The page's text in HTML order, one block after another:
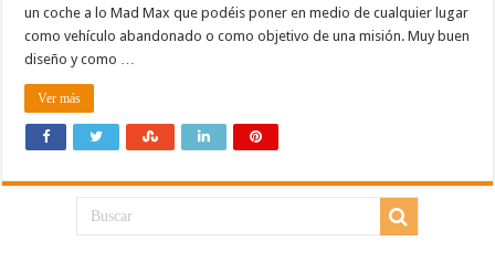
un coche a lo Mad Max que podéis poner en medio de cualquier lugar
como vehículo abandonado o como objetivo de una misión. Muy buen
diseño y como …
Ver más